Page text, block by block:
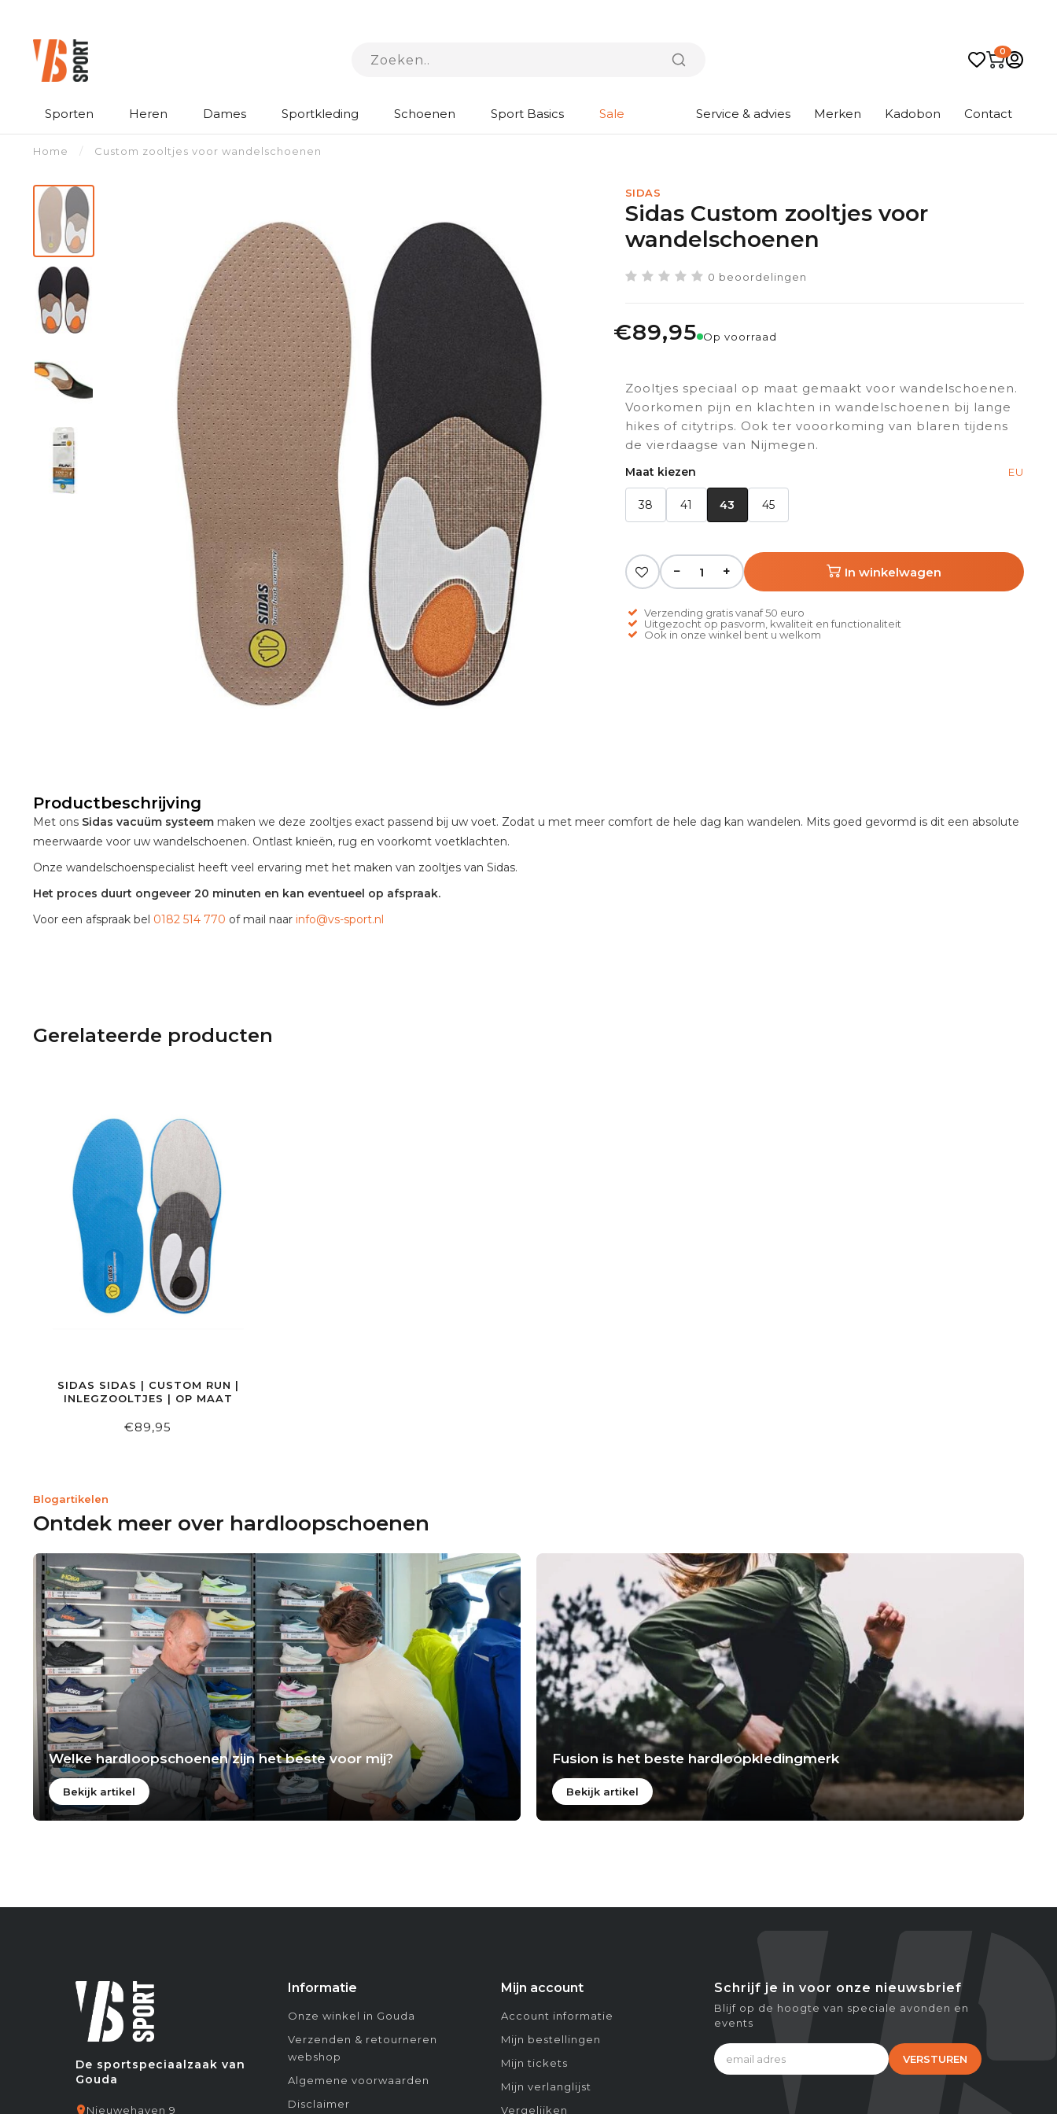
0
Sporten Heren Dames Sportkleding Schoenen Sport Basics Sale Service & advies Merken Kadobon Contact
Home / Custom zooltjes voor wandelschoenen
SIDAS
Sidas Custom zooltjes voor
wandelschoenen
0 beoordelingen
€89,95 Op voorraad
Zooltjes speciaal op maat gemaakt voor wandelschoenen.
Voorkomen pijn en klachten in wandelschoenen bij lange
hikes of citytrips. Ook ter vooorkoming van blaren tijdens
de vierdaagse van Nijmegen.
Maat kiezen EU
38 41 43 45
− + In winkelwagen
Verzending gratis vanaf 50 euro
Uitgezocht op pasvorm, kwaliteit en functionaliteit
Ook in onze winkel bent u welkom
Productbeschrijving
Met ons Sidas vacuüm systeem maken we deze zooltjes exact passend bij uw voet. Zodat u met meer comfort de hele dag kan wandelen. Mits goed gevormd is dit een absolute
meerwaarde voor uw wandelschoenen. Ontlast knieën, rug en voorkomt voetklachten.
Onze wandelschoenspecialist heeft veel ervaring met het maken van zooltjes van Sidas.
Het proces duurt ongeveer 20 minuten en kan eventueel op afspraak.
Voor een afspraak bel 0182 514 770 of mail naar info@vs-sport.nl
Gerelateerde producten
SIDAS SIDAS | CUSTOM RUN |
INLEGZOOLTJES | OP MAAT
€89,95
Blogartikelen
Ontdek meer over hardloopschoenen
Welke hardloopschoenen zijn het beste voor mij?
Bekijk artikel
Fusion is het beste hardloopkledingmerk
Bekijk artikel
De sportspeciaalzaak van
Gouda
Nieuwehaven 9
Informatie
Onze winkel in Gouda
Verzenden & retourneren
webshop
Algemene voorwaarden
Disclaimer
Mijn account
Account informatie
Mijn bestellingen
Mijn tickets
Mijn verlanglijst
Vergelijken
Schrijf je in voor onze nieuwsbrief
Blijf op de hoogte van speciale avonden en
events
VERSTUREN